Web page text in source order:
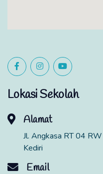
Lokasi Sekolah
Alamat
Jl. Angkasa RT 04
Kediri
Email